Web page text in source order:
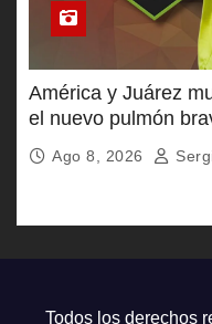
América y Juárez
el nuevo pulmón
Ago 8, 2026
Todos los derechos